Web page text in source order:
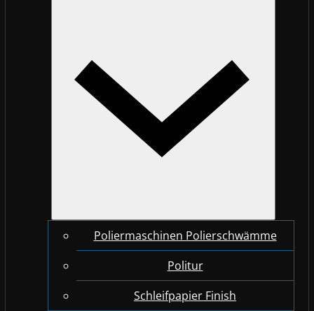
Poliermaschinen Polierschwämme
Politur
Schleifpapier Finish